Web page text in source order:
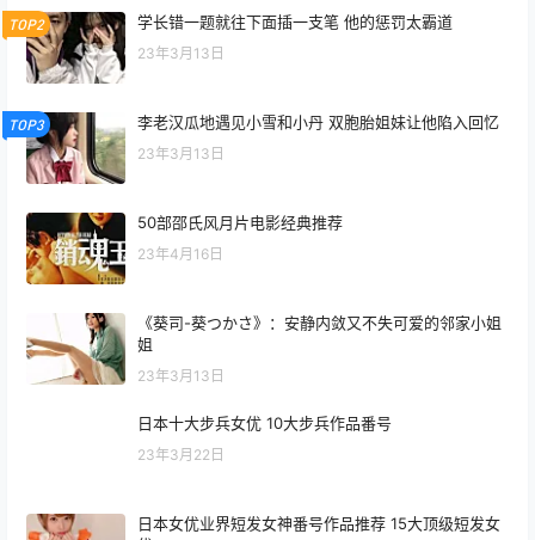
TOP2 学长错一题就往下面插一支笔 他的惩罚太霸道
23年3月13日
TOP3 李老汉瓜地遇见小雪和小丹 双胞胎姐妹让他陷入回忆
23年3月13日
50部邵氏风月片电影经典推荐
23年4月16日
《葵司-葵つかさ》：安静内敛又不失可爱的邻家小姐
姐
23年3月13日
日本十大步兵女优 10大步兵作品番号
23年3月22日
日本女优业界短发女神番号作品推荐 15大顶级短发女